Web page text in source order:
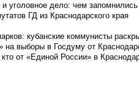
уголовное дело: чем
ГД из Краснодарского края
кубанские коммунисты
на выборы в Госдуму от
от «Единой России» в